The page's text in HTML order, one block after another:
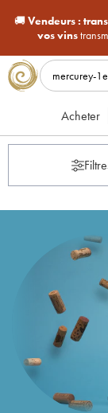
🚚Vendeurs :
vos vins
Acheter